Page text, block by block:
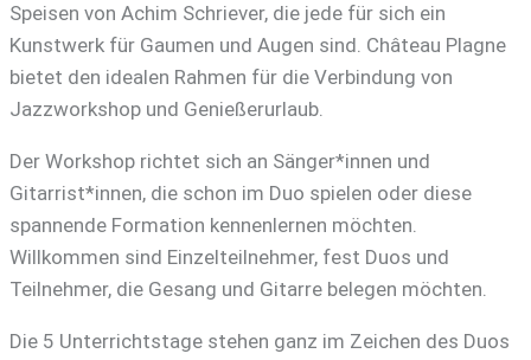
Speisen von Achim Schriever, die jede für sich ein
Kunstwerk für Gaumen und Augen sind. Château Plagne
bietet den idealen Rahmen für die Verbindung von
Jazzworkshop und Genießerurlaub.
Der Workshop richtet sich an Sänger*innen und
Gitarrist*innen, die schon im Duo spielen oder diese
spannende Formation kennenlernen möchten.
Willkommen sind Einzelteilnehmer, fest Duos und
Teilnehmer, die Gesang und Gitarre belegen möchten.
Die 5 Unterrichtstage stehen ganz im Zeichen des Duos